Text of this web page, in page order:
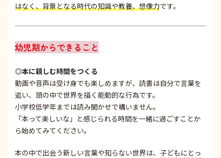
はなく、背景となる時代の知識や教養、想像力です。
幼児期からできること
◎本に親しむ時間をつくる
動画や音声は受け身でも楽しめますが、読書は自分で言葉を
追い、頭の中で世界を描く能動的な行為です。
小学校低学年までは読み聞かせで構いません。
「本って楽しいな」と感じられる時間を一緒に過ごすことか
ら始めてみてください。
本の中で出会う新しい言葉や知らない世界は、 子どもにとっ